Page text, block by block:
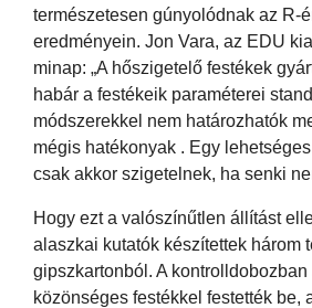
természetesen gúnyolódnak az R-
eredményein. Jon Vara, az EDU
minap: „A hőszigetelő festékek
habár a festékeik paraméterei
módszerekkel nem határozhatók
mégis hatékonyak . Egy
csak akkor szigetelnek, ha senki
Hogy ezt a valószínűtlen állítást
alaszkai kutatók készítettek három
gipszkartonból. A
közönséges festékkel festették be,